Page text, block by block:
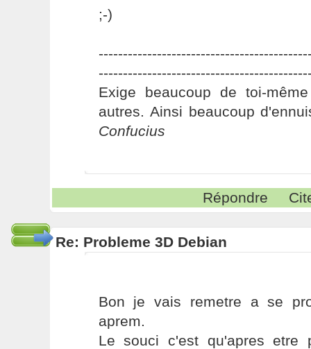
;-)
Exige beaucoup de toi-
autres. Ainsi beaucoup
Confucius
Répondre
Re: Probleme 3D Debian
Bon je vais remetre a se
aprem.
Le souci c'est qu'apres etre